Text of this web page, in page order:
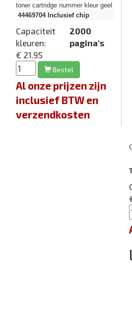
toner cartridge nummer kleur geel
44469704Inclusief chip
Capaciteit
kleuren:
2000
pagina's
€ 21.95
Bestel
Al onze prijzen zijn
inclusief BTW en
verzendkosten